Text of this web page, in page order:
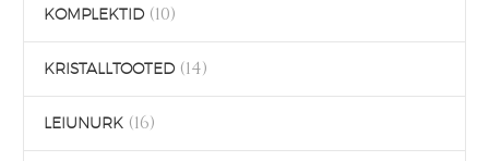
KOMPLEKTID (10)
KRISTALLTOOTED (14)
LEIUNURK (16)